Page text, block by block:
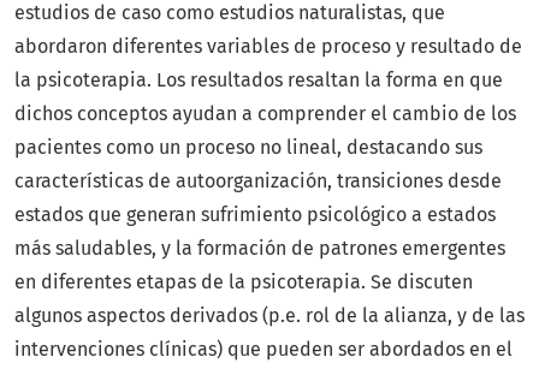
estudios de caso como estudios naturalistas, que
abordaron diferentes variables de proceso y resultado de
la psicoterapia. Los resultados resaltan la forma en que
dichos conceptos ayudan a comprender el cambio de los
pacientes como un proceso no lineal, destacando sus
características de autoorganización, transiciones desde
estados que generan sufrimiento psicológico a estados
más saludables, y la formación de patrones emergentes
en diferentes etapas de la psicoterapia. Se discuten
algunos aspectos derivados (p.e. rol de la alianza, y de las
intervenciones clínicas) que pueden ser abordados en el